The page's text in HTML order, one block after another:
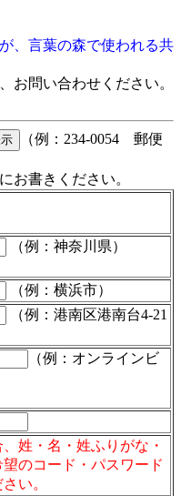
、言葉の森で使われる共
お問い合わせください。
（例：234-0054 郵便
お書きください。
（例：神奈川県）
（例：横浜市）
（例：港南区港南台4-21
（例：オンラインビ
姓・名・姓ふりがな・
のコード・パスワード
い。